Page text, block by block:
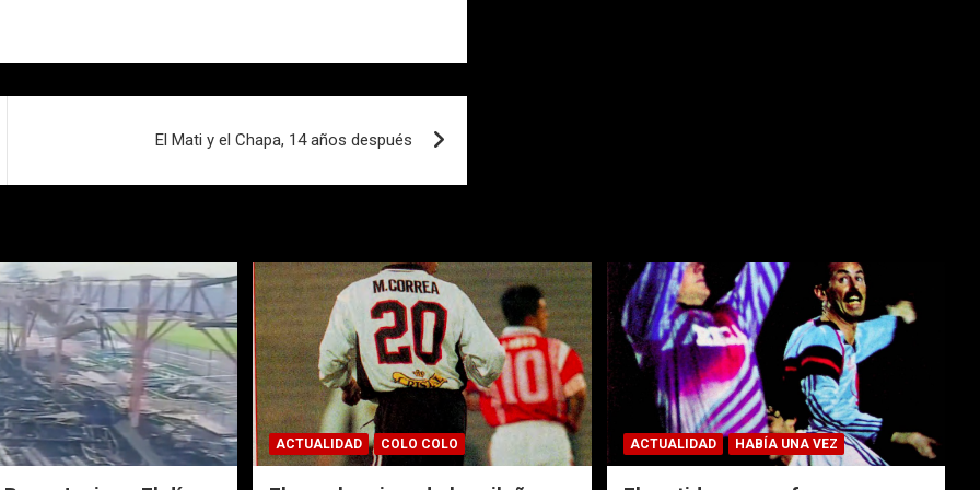
El Mati y el Chapa, 14 años después
ACTUALIDAD COLO COLO ACTUALIDAD HABÍA UNA VEZ